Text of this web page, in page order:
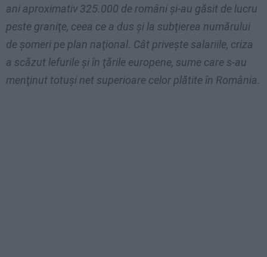
ani aproximativ 325.000 de români şi-au găsit de lucru
peste graniţe, ceea ce a dus şi la subţierea numărului
de şomeri pe plan naţional. Cât priveşte salariile, criza
a scăzut lefurile şi în ţările europene, sume care s-au
menţinut totuşi net superioare celor plătite în România.